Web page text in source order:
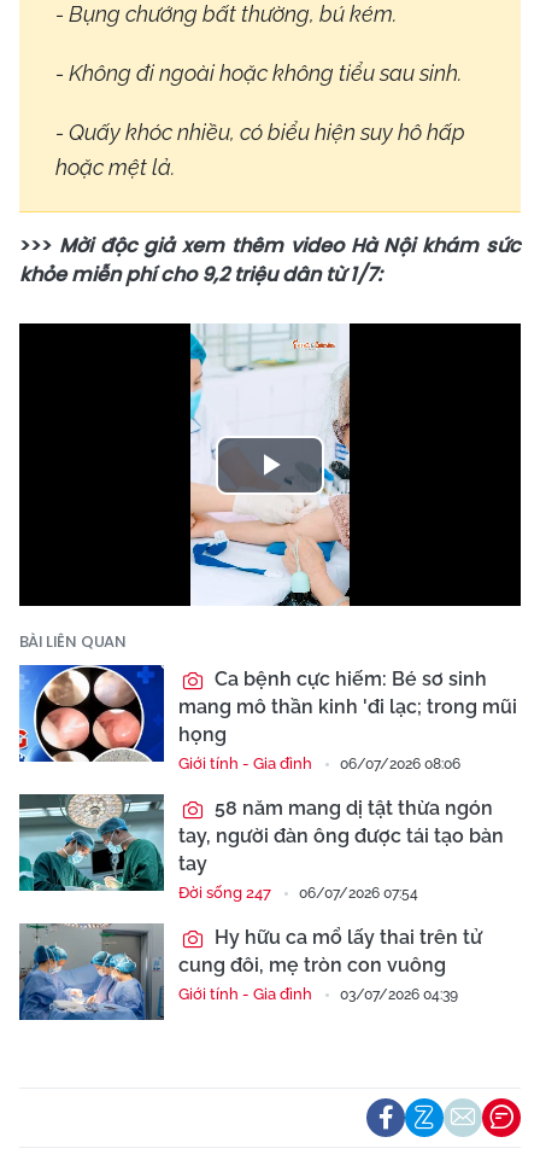
- Bụng chướng bất thường, bú kém.
- Không đi ngoài hoặc không tiểu sau sinh.
- Quấy khóc nhiều, có biểu hiện suy hô hấp
hoặc mệt lả.
>>> Mời độc giả xem thêm video Hà Nội khám sức
khỏe miễn phí cho 9,2 triệu dân từ 1/7:
Play
Video
BÀI LIÊN QUAN
Ca bệnh cực hiếm: Bé sơ sinh
mang mô thần kinh 'đi lạc; trong mũi
họng
Giới tính - Gia đình 06/07/2026 08:06
58 năm mang dị tật thừa ngón
tay, người đàn ông được tái tạo bàn
tay
Đời sống 247 06/07/2026 07:54
Hy hữu ca mổ lấy thai trên tử
cung đôi, mẹ tròn con vuông
Giới tính - Gia đình 03/07/2026 04:39